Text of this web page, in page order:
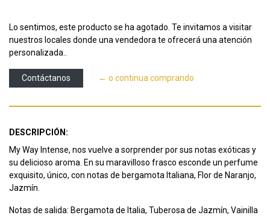
Lo sentimos, este producto se ha agotado. Te invitamos a visitar
nuestros locales donde una vendedora te ofrecerá una atención
personalizada..
Contáctanos ← o continua comprando
DESCRIPCIÓN:
My Way Intense, nos vuelve a sorprender por sus notas exóticas y
su delicioso aroma. En su maravilloso frasco esconde un perfume
exquisito, único, con notas de bergamota Italiana, Flor de Naranjo,
Jazmín.
Notas de salida: Bergamota de Italia, Tuberosa de Jazmín, Vainilla